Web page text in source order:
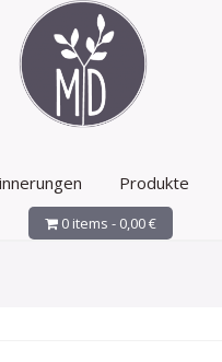
Produkte
0 items - 0,00€